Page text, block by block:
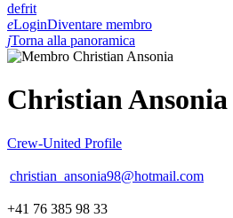
defrit
eLoginDiventare membro
jTorna alla panoramica
Christian Ansonia
Crew-United Profile
christian_ansonia98@hotmail.com
+41 76 385 98 33